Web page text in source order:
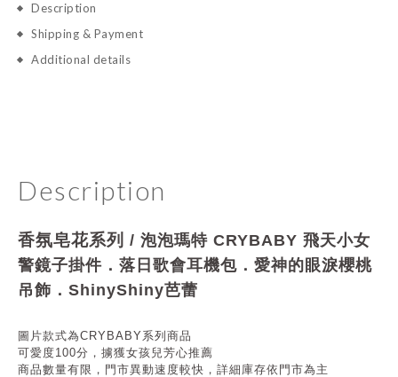
Description
Shipping & Payment
Additional details
Description
香氛皂花系列 / 泡泡瑪特 CRYBABY 飛天小女
警鏡子掛件．落日歌會耳機包．愛神的眼淚櫻桃
吊飾 ．ShinyShiny芭蕾
圖片款式為CRYBABY系列商品
可愛度100分，擄獲女孩兒芳心推薦
商品數量有限，門市異動速度較快 ，詳細庫存依門市為主